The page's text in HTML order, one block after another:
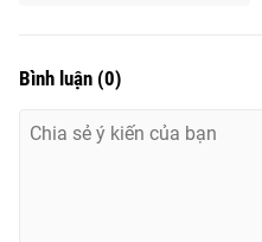
Bình luận (0)